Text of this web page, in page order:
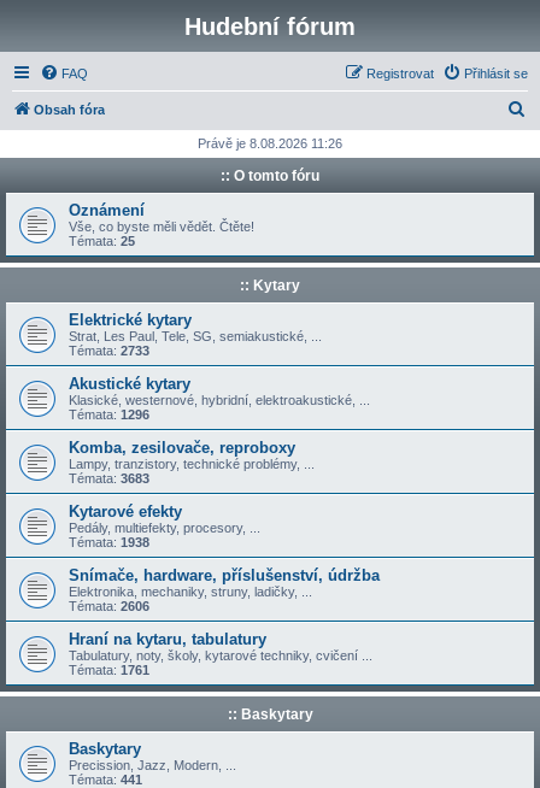
Hudební fórum
FAQ Přihlásit se
Registrovat
Obsah fóra
d
t
Právě je 8.08.2026 11:26
:: O tomto fóru
Oznámení
Vše, co byste měli vědět. Čtěte!
Témata: 25
:: Kytary
Elektrické kytary
Strat, Les Paul, Tele, SG, semiakustické, ...
Témata: 2733
Akustické kytary
Klasické, westernové, hybridní, elektroakustické, ...
Témata: 1296
Komba, zesilovače, reproboxy
Lampy, tranzistory, technické problémy, ...
Témata: 3683
Kytarové efekty
Pedály, multiefekty, procesory, ...
Témata: 1938
Snímače, hardware, příslušenství, údržba
Elektronika, mechaniky, struny, ladičky, ...
Témata: 2606
Hraní na kytaru, tabulatury
Tabulatury, noty, školy, kytarové techniky, cvičení ...
Témata: 1761
:: Baskytary
Baskytary
Precission, Jazz, Modern, ...
Témata: 441